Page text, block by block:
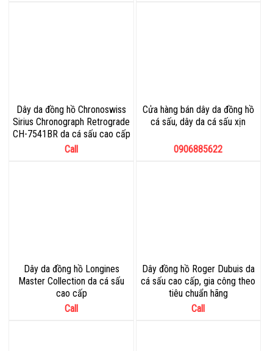
Dây da đồng hồ Chronoswiss
Sirius Chronograph Retrograde
CH-7541BR da cá sấu cao cấp
Call
Cửa hàng bán dây da đồng hồ
cá sấu, dây da cá sấu xịn
0906885622
Dây da đồng hồ Longines
Master Collection da cá sấu
cao cấp
Call
Dây đồng hồ Roger Dubuis da
cá sấu cao cấp, gia công theo
tiêu chuẩn hãng
Call